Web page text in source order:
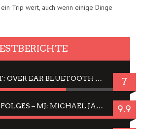
ein Trip wert, auch wenn einige Dinge
JBL TUNE 720BT: OVER EAR BLUETOOTH KOPFHÖRER UM DIE 50,-€ IM DAUER-TEST 7
WEGEN DES ERFOLGES – MJ: MICHAEL JACKSON MUSICAL IN EINER MATINEE SEHEN 9.9